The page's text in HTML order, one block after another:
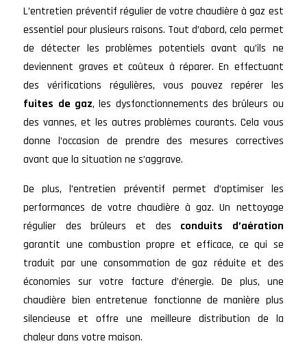
L’entretien préventif régulier de votre chaudière à gaz est
essentiel pour plusieurs raisons. Tout d’abord, cela permet
de détecter les problèmes potentiels avant qu’ils ne
deviennent graves et coûteux à réparer. En effectuant
des vérifications régulières, vous pouvez repérer les
fuites de gaz, les dysfonctionnements des brûleurs ou
des vannes, et les autres problèmes courants. Cela vous
donne l’occasion de prendre des mesures correctives
avant que la situation ne s’aggrave.
De plus, l’entretien préventif permet d’optimiser les
performances de votre chaudière à gaz. Un nettoyage
régulier des brûleurs et des conduits d’aération
garantit une combustion propre et efficace, ce qui se
traduit par une consommation de gaz réduite et des
économies sur votre facture d’énergie. De plus, une
chaudière bien entretenue fonctionne de manière plus
silencieuse et offre une meilleure distribution de la
chaleur dans votre maison.